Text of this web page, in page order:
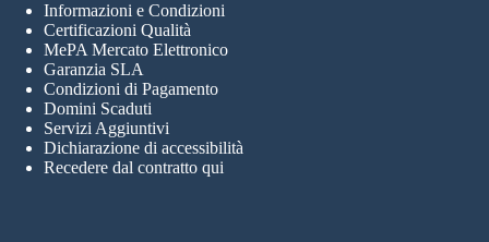
Informazioni e Condizioni
Certificazioni Qualità
MePA Mercato Elettronico
Garanzia SLA
Condizioni di Pagamento
Domini Scaduti
Servizi Aggiuntivi
Dichiarazione di accessibilità
Recedere dal contratto qui